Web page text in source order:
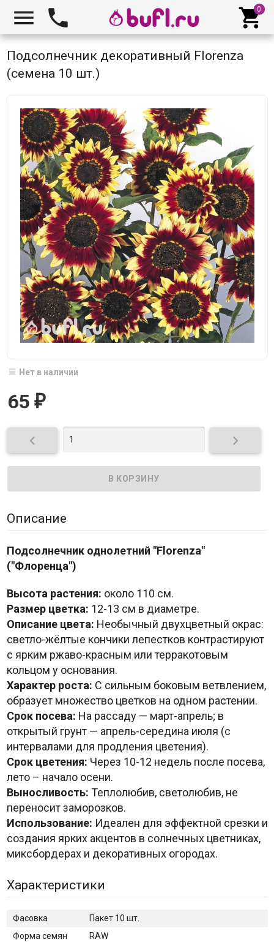
  
Подсолнечник декоративный Florenza
(семена 10 шт.)
Нет в наличии
65 ₽
 
Описание
Подсолнечник однолетний "Florenza"
("Флоренца")
Высота растения: около 110 см.
Размер цветка: 12-13 см в диаметре.
Описание цвета: Необычный двухцветный окрас:
светло-жёлтые кончики лепестков контрастируют
с ярким ржаво-красным или терракотовым
кольцом у основания.
Характер роста: С сильным боковым ветвлением,
образует множество цветков на одном растении.
Срок посева: На рассаду — март-апрель; в
открытый грунт — апрель-середина июля (с
интервалами для продления цветения).
Срок цветения: Через 10-12 недель после посева,
лето – начало осени.
Выносливость: Теплолюбив, светолюбив, не
переносит заморозков.
Использование: Идеален для эффектной срезки и
создания ярких акцентов в солнечных цветниках,
миксбордерах и декоративных огородах.
Характеристики
Фасовка
Пакет 10 шт.
Форма семян
RAW